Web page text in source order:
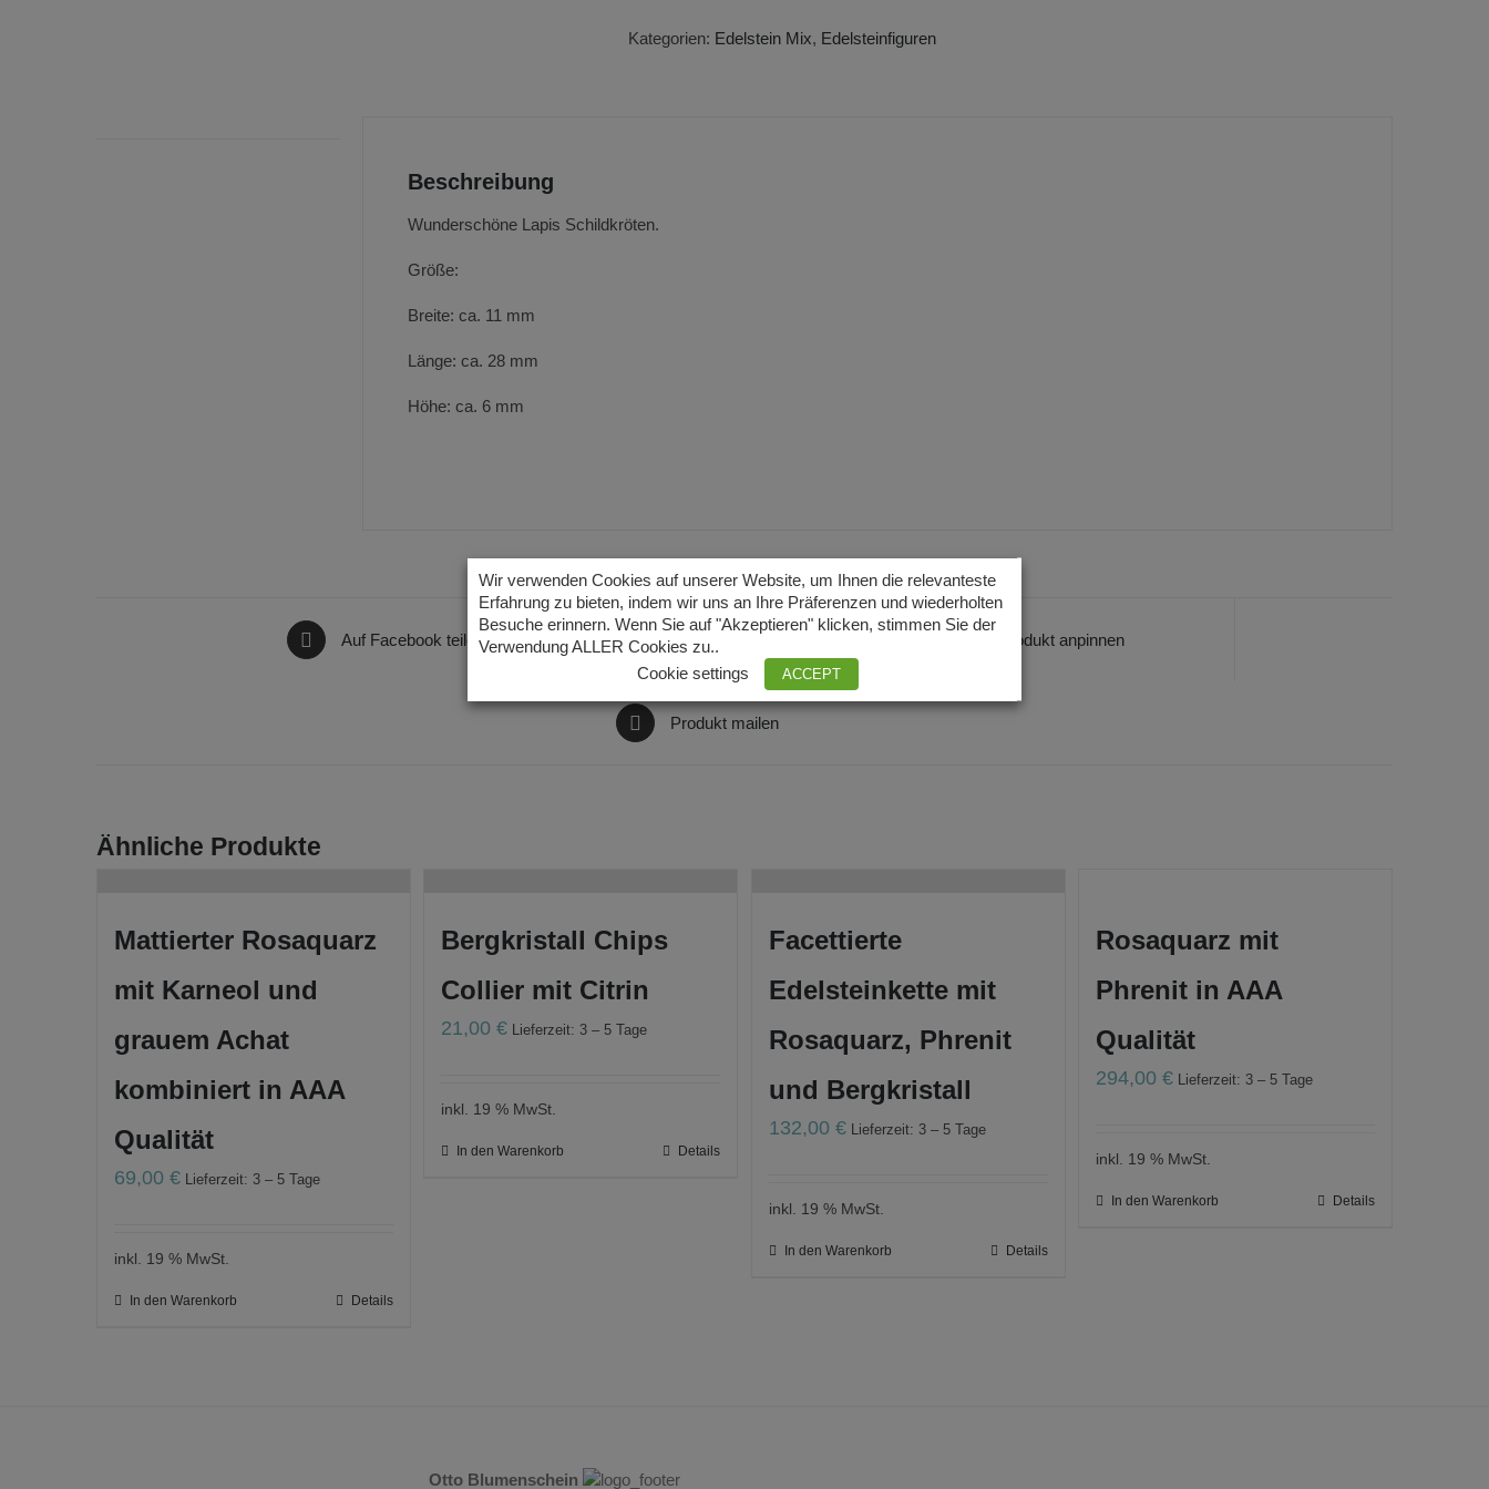
Lapis
Kategorien: Edelstein Mix, Edelsteinfiguren
Beschreibung
Wunderschöne Lapis Schildkröten.
Größe:
Breite: ca. 11 mm
Länge: ca. 28 mm
Höhe: ca. 6 mm
Auf Facebook teilen Produkt twittern Produkt anpinnen
Produkt mailen
Ähnliche Produkte
Mattierter Rosaquarz
mit Karneol und
grauem Achat
kombiniert in AAA
Qualität
69,00 € Lieferzeit: 3 – 5 Tage
inkl. 19 % MwSt.
In den Warenkorb Details
Bergkristall Chips
Collier mit Citrin
21,00€ Lieferzeit: 3 – 5 Tage
inkl. 19 % MwSt.
In den Warenkorb Details
Facettierte
Edelsteinkette mit
Rosaquarz, Phrenit
und Bergkristall
132,00 € Lieferzeit: 3 – 5 Tage
inkl. 19 % MwSt.
In den Warenkorb Details
Rosaquarz mit
Phrenit in AAA
Qualität
294,00€ Lieferzeit: 3 – 5 Tage
inkl. 19 % MwSt.
In den Warenkorb Details
Otto Blumenschein
Wir verwenden Cookies auf unserer Website, um Ihnen die relevanteste
Erfahrung zu bieten, indem wir uns an Ihre Präferenzen und wiederholten
Besuche erinnern. Wenn Sie auf "Akzeptieren" klicken, stimmen Sie der
Verwendung ALLER Cookies zu..
Cookie settings
ACCEPT